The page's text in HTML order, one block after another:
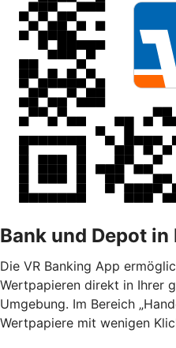
Bank und Depot in
Die VR Banking App
Wertpapieren direkt in Ihrer
Umgebung. Im Bereich
Wertpapiere mit wenigen